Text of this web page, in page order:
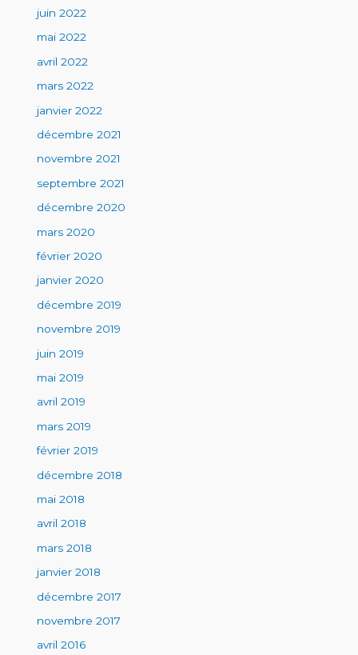
juin 2022
mai 2022
avril 2022
mars 2022
janvier 2022
décembre 2021
novembre 2021
septembre 2021
décembre 2020
mars 2020
février 2020
janvier 2020
décembre 2019
novembre 2019
juin 2019
mai 2019
avril 2019
mars 2019
février 2019
décembre 2018
mai 2018
avril 2018
mars 2018
janvier 2018
décembre 2017
novembre 2017
avril 2016